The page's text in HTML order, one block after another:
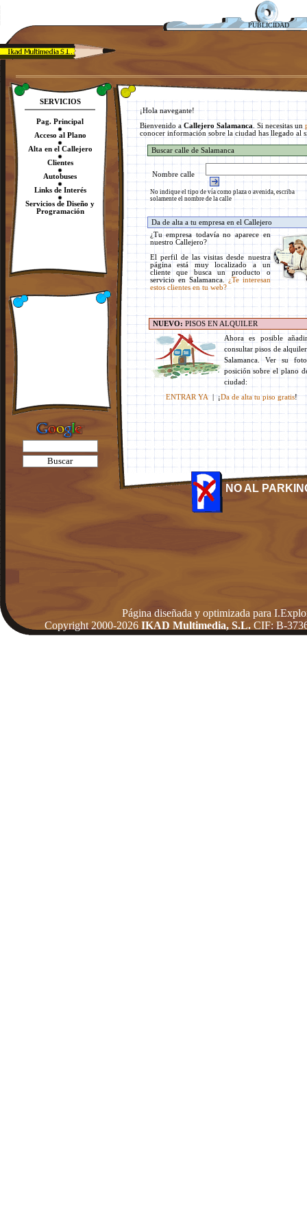
NO AL
PUBLICIDAD
SERVICIOS
Pag. Principal
Acceso al Plano
Alta en el Callejero
Clientes
Autobuses
Links de Interés
Servicios de Diseño y
Programación
Página diseñada y optimizada para
Copyright 2000-2026 IKAD Multimedia, S.L. CIF: B-